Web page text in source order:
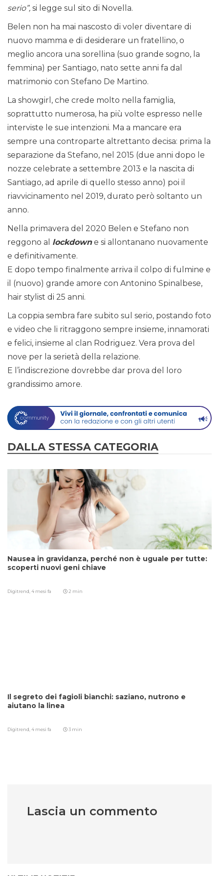
serio”, si legge sul sito di Novella.
Belen non ha mai nascosto di voler diventare di
nuovo mamma e di desiderare un fratellino, o
meglio ancora una sorellina (suo grande sogno, la
femmina) per Santiago, nato sette anni fa dal
matrimonio con Stefano De Martino.
La showgirl, che crede molto nella famiglia,
soprattutto numerosa, ha più volte espresso nelle
interviste le sue intenzioni. Ma a mancare era
sempre una controparte altrettanto decisa: prima la
separazione da Stefano, nel 2015 (due anni dopo le
nozze celebrate a settembre 2013 e la nascita di
Santiago, ad aprile di quello stesso anno) poi il
riavvicinamento nel 2019, durato però soltanto un
anno.
Nella primavera del 2020 Belen e Stefano non
reggono al lockdowne si allontanano nuovamente
e definitivamente.
E dopo tempo finalmente arriva il colpo di fulmine e
il (nuovo) grande amore con Antonino Spinalbese,
hair stylist di 25 anni.
La coppia sembra fare subito sul serio, postando foto
e video che li ritraggono sempre insieme, innamorati
e felici, insieme al clan Rodriguez. Vera prova del
nove per la serietà della relazione.
E l’indiscrezione dovrebbe dar prova del loro
grandissimo amore.
DALLA STESSA CATEGORIA
Nausea in gravidanza, perché non è uguale per tutte:
scoperti nuovi geni chiave
Digitrend,4 mesi fa 2 min
Il segreto dei fagioli bianchi: saziano, nutrono e
aiutano la linea
Digitrend,4 mesi fa 3 min
Lascia un commento